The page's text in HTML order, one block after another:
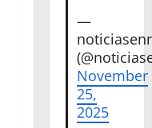
—
November
25,
2025